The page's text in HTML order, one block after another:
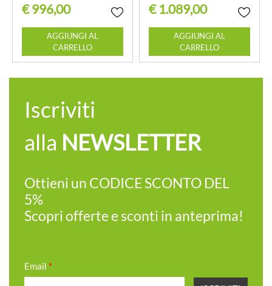
€ 996,00
Quantità
AGGIUNGI AL
CARRELLO
€ 1.089,00
Quantità
AGGIUNGI AL
CARRELLO
Iscriviti
alla NEWSLETTER
Ottieni un CODICE SCONTO DEL
5%
Scopri offerte e sconti in anteprima!
Email *